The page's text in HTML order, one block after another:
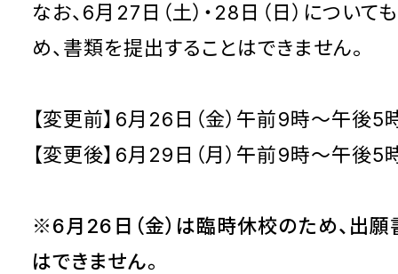
なお、6月27日（土）・28日（日）について
め、 書類を提出することはできません。
【変更前】6月26日（金）午前9時～午後5
【変更後】6月29日（月）午前9時～午後5
※6月26日（金）は臨時休校のため、 出願
はできません。